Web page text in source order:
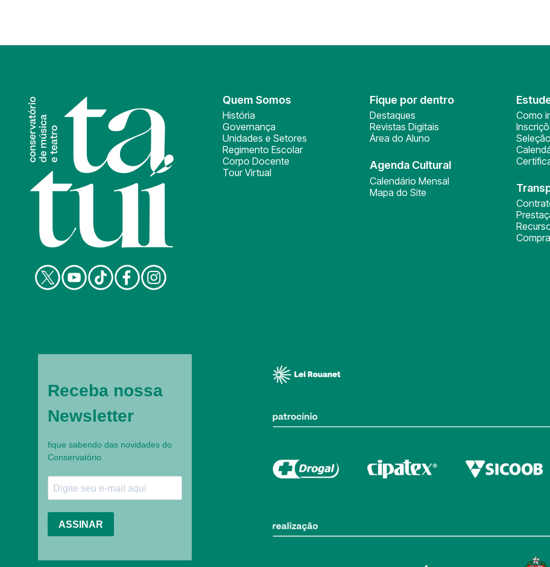
Quem Somos
História
Governança
Unidades e Setores
Regimento Escolar
Corpo Docente
Tour Virtual
Fique por dentro
Destaques
Revistas Digitais
Área do Aluno
Agenda Cultural
Calendário Mensal
Mapa do Site
Como